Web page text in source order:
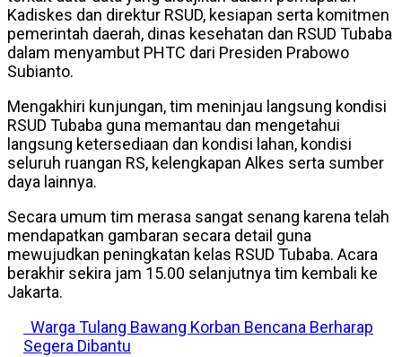
Kadiskes dan direktur RSUD, kesiapan serta komitmen
pemerintah daerah, dinas kesehatan dan RSUD Tubaba
dalam menyambut PHTC dari Presiden Prabowo
Subianto.
Mengakhiri kunjungan, tim meninjau langsung kondisi
RSUD Tubaba guna memantau dan mengetahui
langsung ketersediaan dan kondisi lahan, kondisi
seluruh ruangan RS, kelengkapan Alkes serta sumber
daya lainnya.
Secara umum tim merasa sangat senang karena telah
mendapatkan gambaran secara detail guna
mewujudkan peningkatan kelas RSUD Tubaba. Acara
berakhir sekira jam 15.00 selanjutnya tim kembali ke
Jakarta.
Warga Tulang Bawang Korban Bencana Berharap
Segera Dibantu